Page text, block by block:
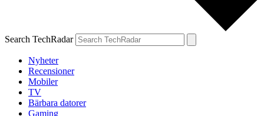
Search TechRadar
Nyheter
Recensioner
Mobiler
TV
Bärbara datorer
Gaming